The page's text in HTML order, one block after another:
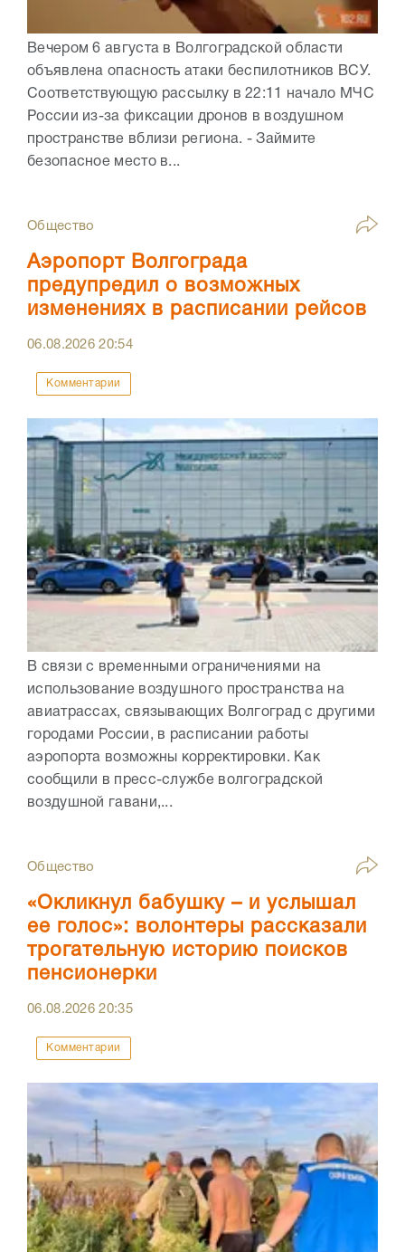
Вечером 6 августа в Волгоградской области
объявлена опасность атаки беспилотников ВСУ.
Соответствующую рассылку в 22:11 начало МЧС
России из-за фиксации дронов в воздушном
пространстве вблизи региона. - Займите
безопасное место в...
Общество
Аэропорт Волгограда
предупредил о возможных
изменениях в расписании рейсов
06.08.202620:54
Комментарии
В связи с временными ограничениями на
использование воздушного пространства на
авиатрассах, связывающих Волгоград с другими
городами России, в расписании работы
аэропорта возможны корректировки. Как
сообщили в пресс-службе волгоградской
воздушной гавани,...
Общество
«Окликнул бабушку – и услышал
ее голос»: волонтеры рассказали
трогательную историю поисков
пенсионерки
06.08.202620:35
Комментарии